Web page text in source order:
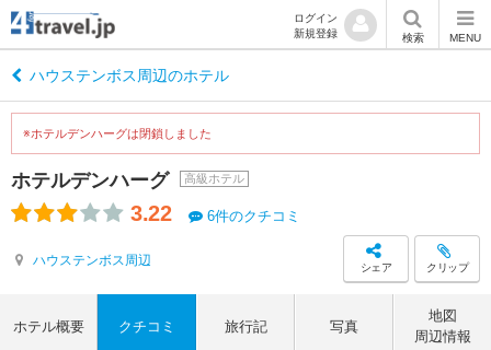
ログイン
新規登録
検索 MENU
ハウステンボス周辺のホテル
※ホテルデンハーグは閉鎖しました
ホテルデンハーグ 高級ホテル
3.22 6件のクチコミ
ハウステンボス周辺 シェア クリップ
ホテル概要 クチコミ 旅行記 写真
地図
周辺情報